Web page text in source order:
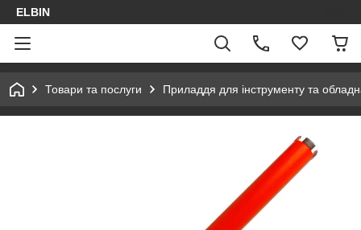
ELBIN
Товари та послуги Приладдя для інструменту та